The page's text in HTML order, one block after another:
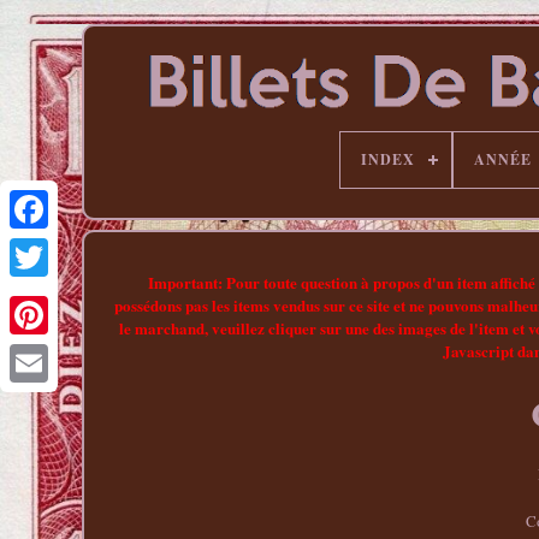
Pinterest
INDEX ANNÉE
Important: Pour toute question à propos d'un item
possédons pas les items vendus sur ce site et ne pouvons
le marchand, veuillez cliquer sur une des images de l'item et
Javascript